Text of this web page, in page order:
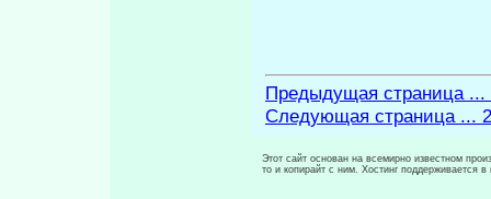
Предыдущая страница ...
Следующая страница ...
Этот сайт основан на всемирно известном
то и копирайт с ним. Хостинг поддерживается